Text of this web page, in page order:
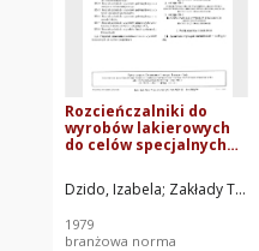
Rozcieńczalniki do
wyrobów lakierowych
do celów specjalnych
Dzido, Izabela Zakłady
1979
branżowa norma